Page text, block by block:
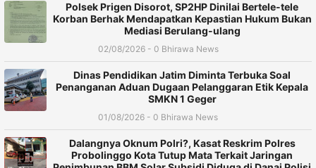
Polsek Prigen Disorot, SP2HP Dinilai Bertele-tele
Korban Berhak Mendapatkan Kepastian Hukum Bukan
Mediasi Berulang-ulang
02/08/2026 - 0 Bhirawa News
Dinas Pendidikan Jatim Diminta Terbuka Soal
Penanganan Aduan Dugaan Pelanggaran Etik Kepala
SMKN 1 Geger
01/08/2026 - 0 Bhirawa News
Dalangnya Oknum Polri?, Kasat Reskrim Polres
Probolinggo Kota Tutup Mata Terkait Jaringan